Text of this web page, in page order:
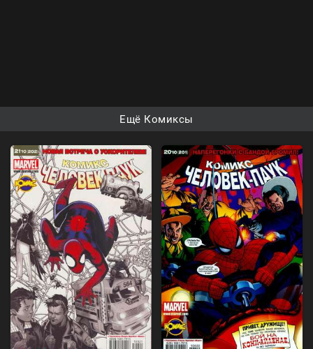
Ещё Комиксы